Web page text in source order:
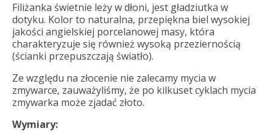
Filiżanka świetnie leży w dłoni, jest gładziutka w
dotyku. Kolor to naturalna, przepiękna biel wysokiej
jakości angielskiej porcelanowej masy, która
charakteryzuje się również wysoką przeziernością
(ścianki przepuszczają światło).
Ze względu na złocenie nie zalecamy mycia w
zmywarce, zauważyliśmy, że po kilkuset cyklach mycia
zmywarka może zjadać złoto.
Wymiary: